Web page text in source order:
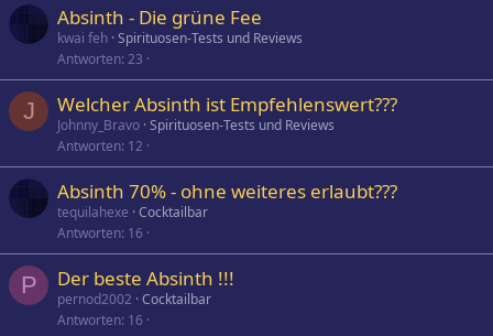
Absinth - Die grüne Fee
kwai feh Spirituosen-Tests und Reviews
Antworten 23
J Welcher Absinth ist Empfehlenswert???
Johnny_Bravo Spirituosen-Tests und Reviews
Antworten 12
Absinth 70% - ohne weiteres erlaubt???
tequilahexe Cocktailbar
Antworten 16
P Der beste Absinth !!!
pernod2002 Cocktailbar
Antworten 16